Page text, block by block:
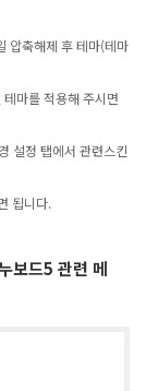
압축해제 후 테마(테마
마를 적용해 주시면
설정 탭에서 관련스킨
됩니다.
보드5 관련 메